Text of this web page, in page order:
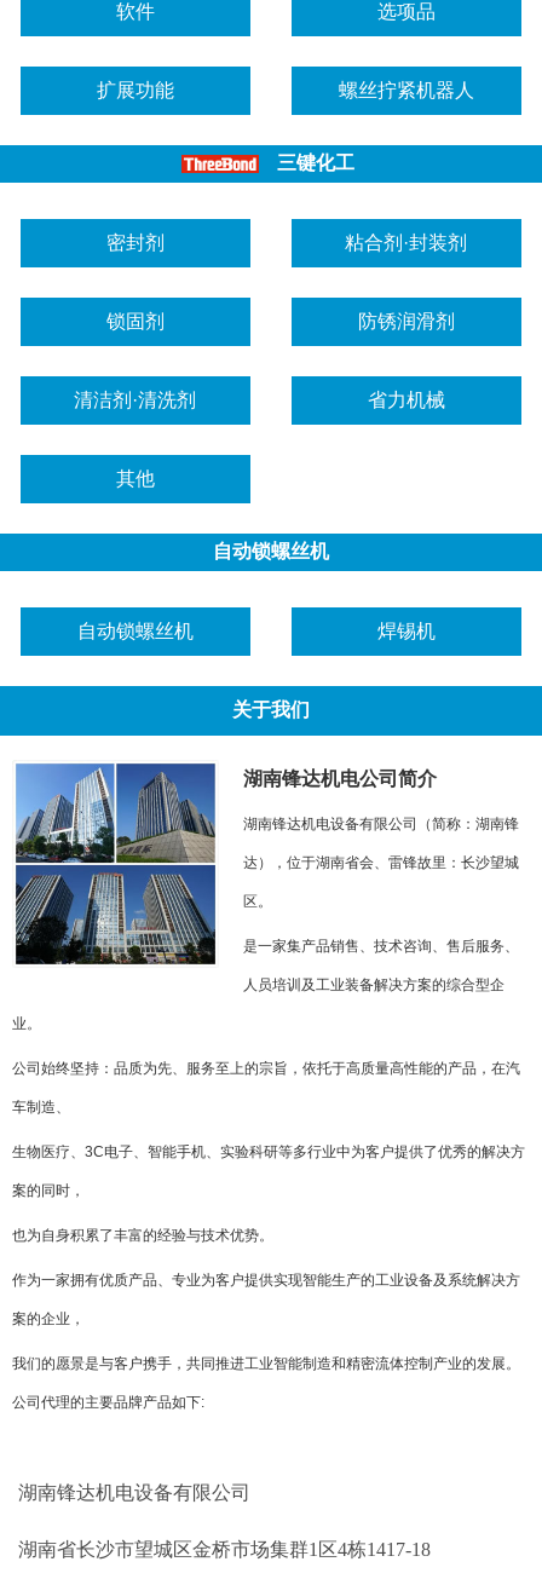
软件 选项品
扩展功能 螺丝拧紧机器人
三键化工
密封剂 粘合剂·封装剂
锁固剂 防锈润滑剂
清洁剂·清洗剂 省力机械
其他
自动锁螺丝机
自动锁螺丝机 焊锡机
关于我们
湖南锋达机电公司简介
湖南锋达机电设备有限公司（简称：湖南锋
达），位于湖南省会、雷锋故里：长沙望城
区。
是一家集产品销售、技术咨询、售后服务、
人员培训及工业装备解决方案的综合型企
业。
公司始终坚持：品质为先、服务至上的宗旨，依托于高质量高性能的产品，在汽
车制造、
生物医疗、3C电子、智能手机、实验科研等多行业中为客户提供了优秀的解决方
案的同时，
也为自身积累了丰富的经验与技术优势。
作为一家拥有优质产品、专业为客户提供实现智能生产的工业设备及系统解决方
案的企业，
我们的愿景是与客户携手，共同推进工业智能制造和精密流体控制产业的发展。
公司代理的主要品牌产品如下:
湖南锋达机电设备有限公司
湖南省长沙市望城区金桥市场集群1区4栋1417-18